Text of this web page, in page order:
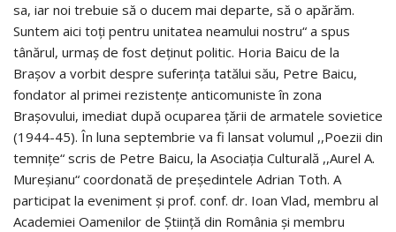
sa, iar noi trebuie să o ducem mai departe, să o apărăm.
Suntem aici toți pentru unitatea neamului nostru“ a spus
tânărul, urmaș de fost deținut politic. Horia Baicu de la
Brașov a vorbit despre suferința tatălui său, Petre Baicu,
fondator al primei rezistențe anticomuniste în zona
Brașovului, imediat după ocuparea țării de armatele sovietice
(1944-45). În luna septembrie va fi lansat volumul ,,Poezii din
temnițe“ scris de Petre Baicu, la Asociația Culturală ,,Aurel A.
Mureșianu“ coordonată de președintele Adrian Toth. A
participat la eveniment și prof. conf. dr. Ioan Vlad, membru al
Academiei Oamenilor de Știință din România și membru